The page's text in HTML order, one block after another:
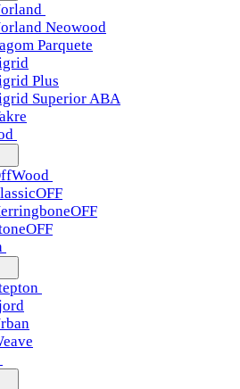
Neowood
Parquete
Plus
Superior ABA